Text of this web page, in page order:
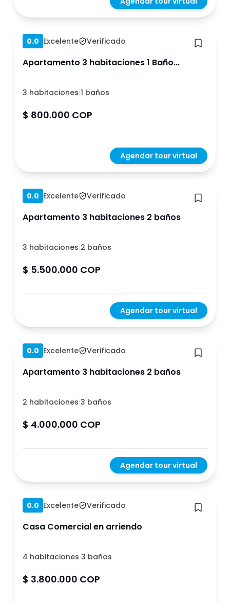
Hace 1 año
0.0 Excelente Verificado
Apartamento 3 habitaciones 1 Baño...
3 habitaciones|1 baños
$ 800.000 COP
Agendar tour virtual
Hace 1 año
0.0 Excelente Verificado
Apartamento 3 habitaciones 2 baños
3 habitaciones|2 baños
$ 5.500.000 COP
Agendar tour virtual
Hace 1 año
0.0 Excelente Verificado
Apartamento 3 habitaciones 2 baños
2 habitaciones|3 baños
$ 4.000.000 COP
Agendar tour virtual
Hace 1 año
0.0 Excelente Verificado
Casa Comercial en arriendo
4 habitaciones|3 baños
$ 3.800.000 COP